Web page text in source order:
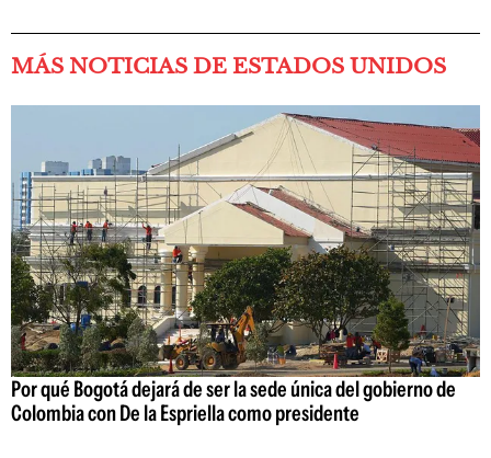
MÁS NOTICIAS DE ESTADOS UNIDOS
Por qué Bogotá dejará de ser la sede única del gobierno de
Colombia con De la Espriella como presidente